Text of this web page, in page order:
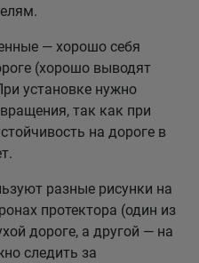
— хорошо себя
(хорошо выводят
установке нужно
так как при
на дороге в
разные рисунки на
протектора (один из
дороге, а другой — на
следить за